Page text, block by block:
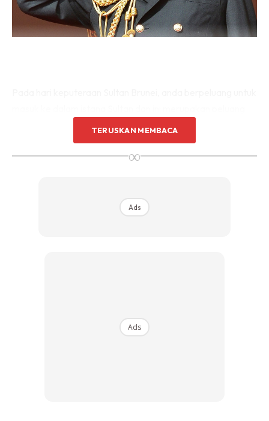
yang terbaik untuk anda mencipta momen dan kenangan
dalam masa cuti anda. Tapi pastikan anda berpakaian
menutup aurat tidak kira sama ada lelaki mahupun
tempatan Brunei, anda berpeluang untuk melihat koleksi
Ads
TERUSKAN MEMBACA
∞
Ads
Ads